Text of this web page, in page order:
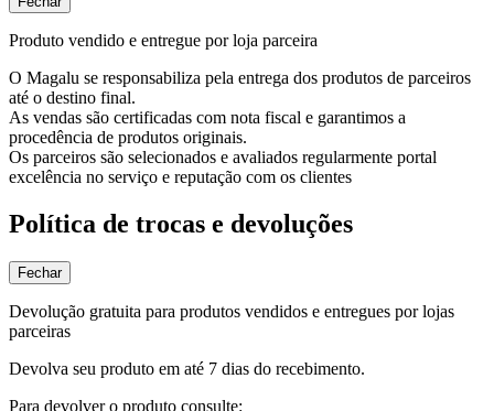
Produto vendido e entregue por loja parceira
O Magalu se responsabiliza pela entrega dos produtos de parceiros
até o destino final.
As vendas são certificadas com nota fiscal e garantimos a
procedência de produtos originais.
Os parceiros são selecionados e avaliados regularmente portal
excelência no serviço e reputação com os clientes
Política de trocas e devoluções
Fechar
Devolução gratuita para produtos vendidos e entregues por lojas
parceiras
Devolva seu produto em até 7 dias do recebimento.
Para devolver o produto consulte: